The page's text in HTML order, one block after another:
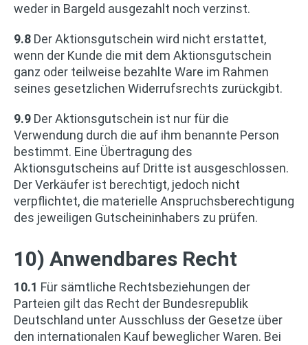
weder in Bargeld ausgezahlt noch verzinst.
9.8 Der Aktionsgutschein wird nicht erstattet,
wenn der Kunde die mit dem Aktionsgutschein
ganz oder teilweise bezahlte Ware im Rahmen
seines gesetzlichen Widerrufsrechts zurückgibt.
9.9 Der Aktionsgutschein ist nur für die
Verwendung durch die auf ihm benannte Person
bestimmt. Eine Übertragung des
Aktionsgutscheins auf Dritte ist ausgeschlossen.
Der Verkäufer ist berechtigt, jedoch nicht
verpflichtet, die materielle Anspruchsberechtigung
des jeweiligen Gutscheininhabers zu prüfen.
10) Anwendbares Recht
10.1 Für sämtliche Rechtsbeziehungen der
Parteien gilt das Recht der Bundesrepublik
Deutschland unter Ausschluss der Gesetze über
den internationalen Kauf beweglicher Waren. Bei